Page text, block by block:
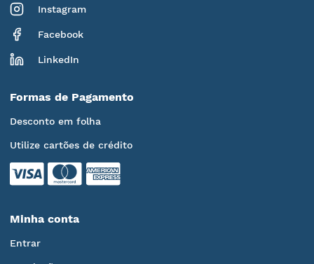
Instagram
Facebook
LinkedIn
Formas de Pagamento
Desconto em folha
Utilize cartões de crédito
Minha conta
Entrar